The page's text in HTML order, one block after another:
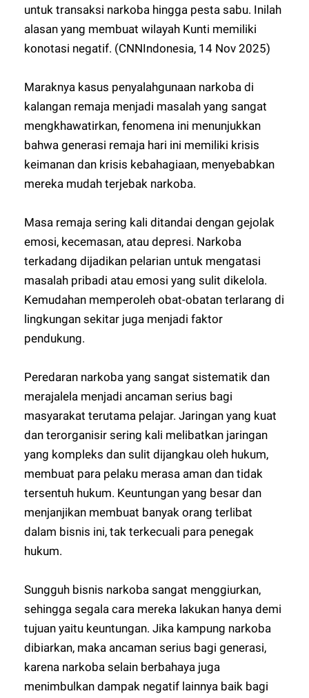
untuk transaksi narkoba hingga pesta sabu. Inilah
alasan yang membuat wilayah Kunti memiliki
konotasi negatif. (CNNIndonesia, 14 Nov 2025)
Maraknya kasus penyalahgunaan narkoba di
kalangan remaja menjadi masalah yang sangat
mengkhawatirkan, fenomena ini menunjukkan
bahwa generasi remaja hari ini memiliki krisis
keimanan dan krisis kebahagiaan, menyebabkan
mereka mudah terjebak narkoba.
Masa remaja sering kali ditandai dengan gejolak
emosi, kecemasan, atau depresi. Narkoba
terkadang dijadikan pelarian untuk mengatasi
masalah pribadi atau emosi yang sulit dikelola.
Kemudahan memperoleh obat-obatan terlarang di
lingkungan sekitar juga menjadi faktor
pendukung.
Peredaran narkoba yang sangat sistematik dan
merajalela menjadi ancaman serius bagi
masyarakat terutama pelajar. Jaringan yang kuat
dan terorganisir sering kali melibatkan jaringan
yang kompleks dan sulit dijangkau oleh hukum,
membuat para pelaku merasa aman dan tidak
tersentuh hukum. Keuntungan yang besar dan
menjanjikan membuat banyak orang terlibat
dalam bisnis ini, tak terkecuali para penegak
hukum.
Sungguh bisnis narkoba sangat menggiurkan,
sehingga segala cara mereka lakukan hanya demi
tujuan yaitu keuntungan. Jika kampung narkoba
dibiarkan, maka ancaman serius bagi generasi,
karena narkoba selain berbahaya juga
menimbulkan dampak negatif lainnya baik bagi